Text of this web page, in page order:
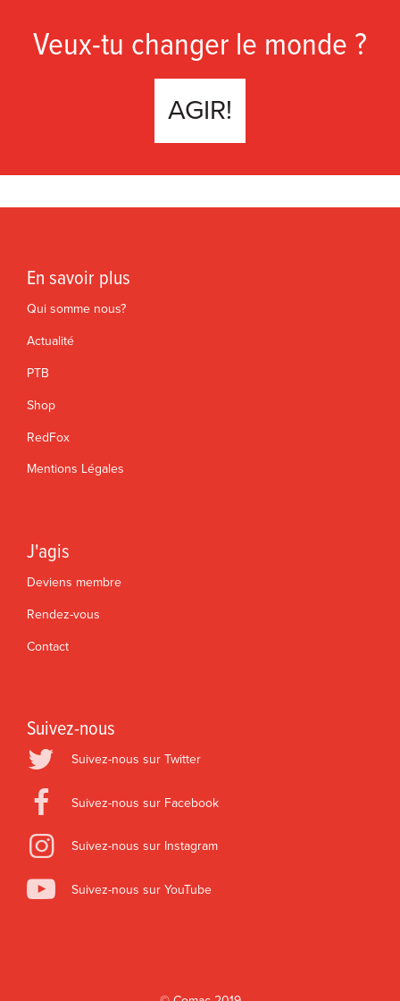
Veux-tu changer le monde ?
AGIR!
En savoir plus
Qui somme nous?
Actualité
PTB
Shop
RedFox
Mentions Légales
J'agis
Deviens membre
Rendez-vous
Contact
Suivez-nous
Suivez-nous sur Twitter
Suivez-nous sur Facebook
Suivez-nous sur Instagram
Suivez-nous sur YouTube